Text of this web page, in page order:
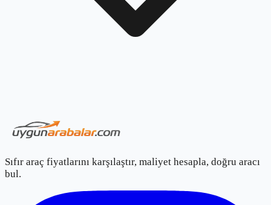
Sıfır araç fiyatlarını karşılaştır, maliyet hesapla, doğru aracı
bul.